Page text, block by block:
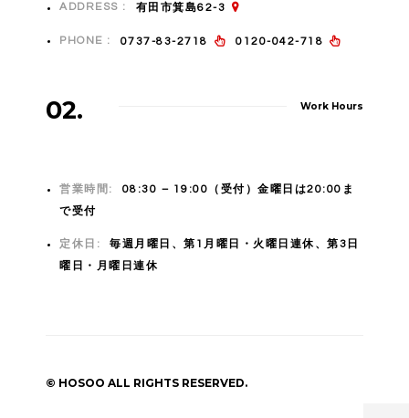
ADDRESS : 有田市箕島62-3
PHONE : 0737-83-2718 0120-042-718
02. Work Hours
営業時間:
08:30 – 19:00（受付）金曜日は20:00ま
で受付
定休日:
毎週月曜日、第1月曜日・火曜日連休、第3日
曜日・月曜日連休
© HOSOO ALL RIGHTS RESERVED.